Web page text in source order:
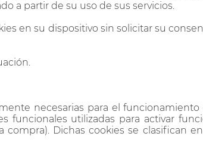
a partir de su uso de sus servicios.
en su dispositivo sin solicitar su
necesarias para el
funcionales utilizadas para activar
Dichas cookies se clasifican